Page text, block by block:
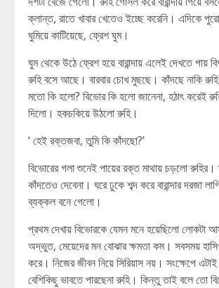
ক্লান্ত, রাতে খাবার খেতেও ইচ্ছে করেনি। এদিকে পুরো
ঘুমিয়ে কাটিয়েছে, ফ্রেশ ঘুম।
ঘুম থেকে উঠে ফ্রেশ হয়ে বারান্দায় এলেই দেখতে পায়
রুহি বসে আছে। বারবার চোখ মুছছে। কাঁদছে নাকি
মতো কি হলো? বিভোর কি হলো জানেনা, হঠাৎ করেই
দিলো। হকচকিয়ে উঠলো রুহি।
‘ হেই রক্তজবা, তুমি কি কাঁদছো?’
বিভোরের গলা শুনেই পায়ের রক্ত মাথায় চড়লো রুহির।
কাঁদতেও দেবেনা। ঘরে ঢুকে শব্দ করে বারান্দার দরজা
ব্যক্কল বনে গেলো।
প্রথম দেখায় বিভোরকে যেমন মনে হয়েছিলো লোকটা
অদ্ভুত, মেয়েদের মন বোঝার ক্ষমতা কম। সবসময়
করে। নিজের জীবন নিয়ে সিরিয়াস নয়। সংক্ষেপে
বেশিকিছু ভাবতে পারছেনা রুহি। কিন্তু তাই বলে তো